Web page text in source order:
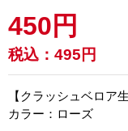
450円
税込： 495円
【クラッシュベロア生
カラー：ローズ